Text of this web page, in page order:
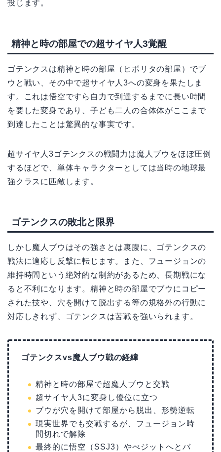
投じます。
精神と時の部屋での超サイヤ人3覚醒
ゴテンクスは精神と時の部屋（ヒポリタの部屋）でブ
ウと戦い、その中で超サイヤ人3への変身を果たしま
す。これは悟空ですら自力で到達するまでに長い時間
を要した変身であり、子ども二人の合体体がここまで
到達したことは驚異的な事実です。
超サイヤ人3ゴテンクスの戦闘力は魔人ブウをほぼ圧倒
するほどで、単体キャラクターとしては当時の地球最
強クラスに匹敵します。
ゴテンクスの敗北と限界
しかし魔人ブウはその強さとは裏腹に、ゴテンクスの
戦法に適応し反撃に転じます。また、フュージョンの
維持時間という絶対的な制約があるため、長期戦にな
ると不利になります。精神と時の部屋でブウにコピー
された技や、穴を開けて脱出する等の規格外の行動に
対応しきれず、ゴテンクスは苦戦を強いられます。
ゴテンクスvs魔人ブウ戦の経緯
精神と時の部屋で超魔人ブウと交戦
超サイヤ人3に変身し優位に立つ
ブウが穴を開けて部屋から脱出、形勢逆転
現実世界でも交戦するが、フュージョン時
間切れで解除
最終的に悟空（SSJ3）やべジットへとバ